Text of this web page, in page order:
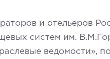
и отельеров
систем им.
ведомости»,